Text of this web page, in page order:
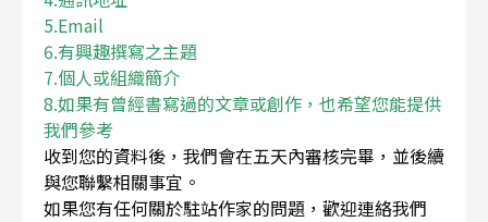
5.Email
6.有興趣撰寫之主題
7.個人或組織簡介
8.如果有曾經書寫過的文章或創作，也希望您能提供
我們參考
收到您的資料後，我們會在五天內審核完畢，並後續
與您聯繫相關事宜。
如果您有任何關於駐站作家的問題，歡迎連絡我們